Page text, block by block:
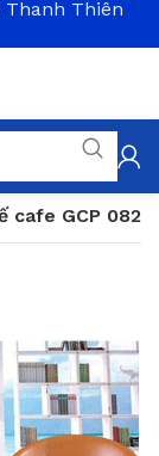
cafe GCP 082
Thiên